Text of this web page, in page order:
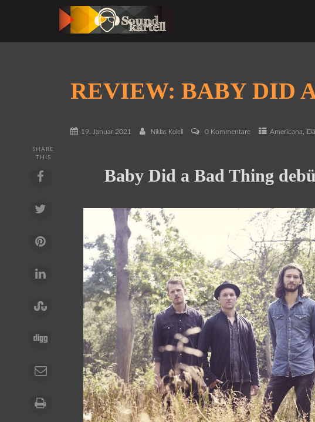
REVIEW: BABY DID
19. Januar 2021 Niklas Kolell 0 Kommentare Americana,
SHARE
THIS
Baby Did a Bad Thing